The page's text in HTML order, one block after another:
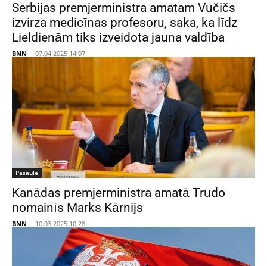
Serbijas premjerministra amatam Vučičs
izvirza medicīnas profesoru, saka, ka līdz
Lieldienām tiks izveidota jauna valdība
BNN - 07.04.2025 14:07
Pasaulē
Kanādas premjerministra amatā Trudo
nomainīs Marks Kārnijs
BNN - 10.03.2025 10:28